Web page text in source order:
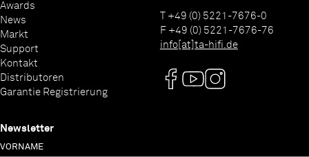
Awards
News
Markt
Support
Kontakt
Distributoren
Garantie Registrierung
T +49 (0) 5221-7676-0
F +49 (0) 5221-7676-76
info[at]ta-hifi.de
Newsletter
VORNAME